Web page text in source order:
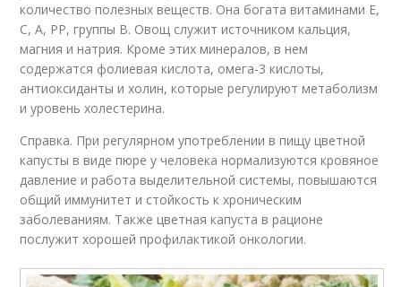
количество полезных веществ. Она богата витаминами Е,
С, А, РР, группы В. Овощ служит источником кальция,
магния и натрия. Кроме этих минералов, в нем
содержатся фолиевая кислота, омега-3 кислоты,
антиоксиданты и холин, которые регулируют метаболизм
и уровень холестерина.
Справка. При регулярном употреблении в пищу цветной
капусты в виде пюре у человека нормализуются кровяное
давление и работа выделительной системы, повышаются
общий иммунитет и стойкость к хроническим
заболеваниям. Также цветная капуста в рационе
послужит хорошей профилактикой онкологии.